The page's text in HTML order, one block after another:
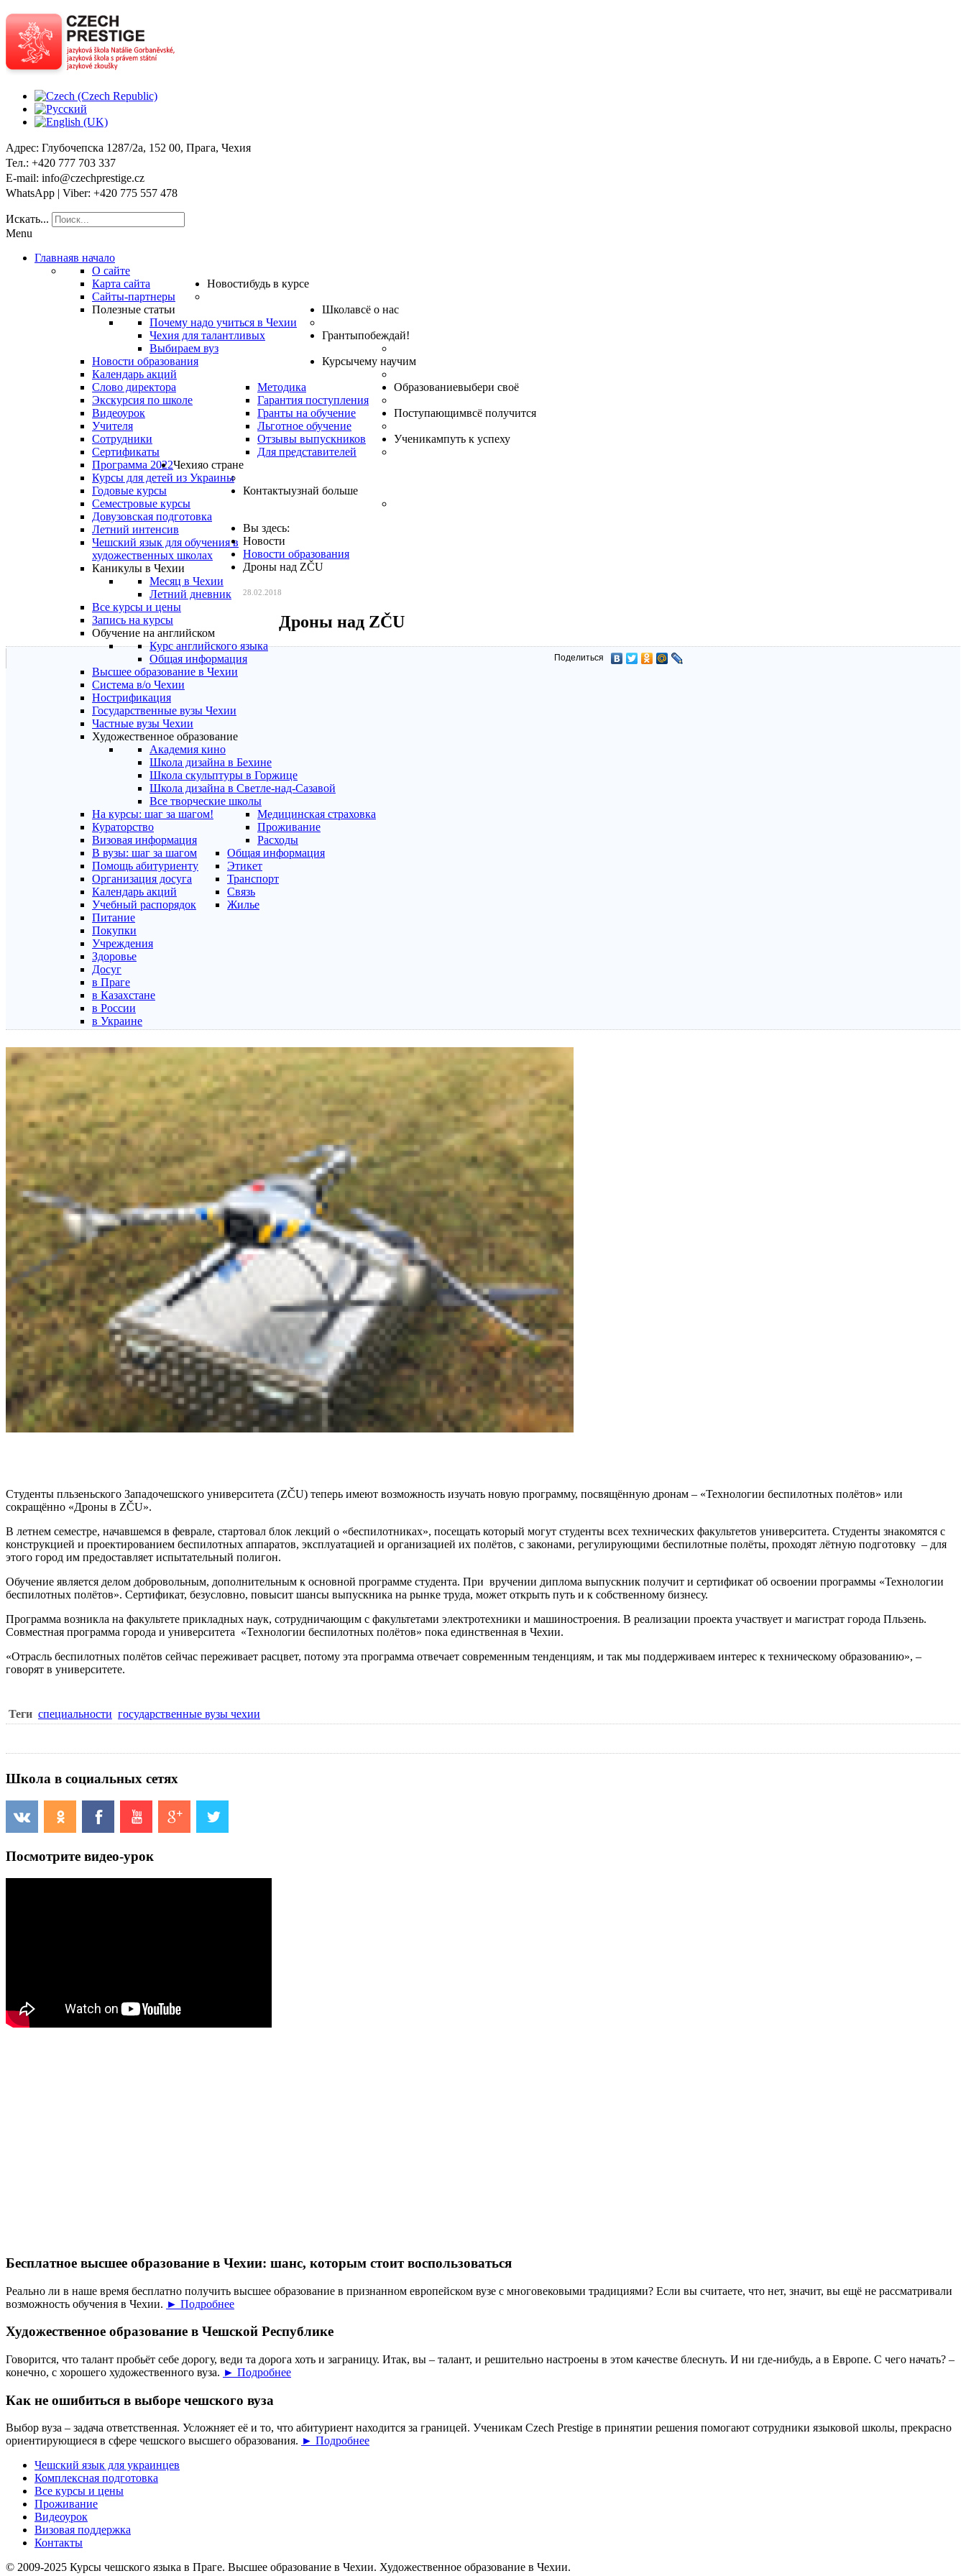
Адрес: Глубочепска 1287/2a, 152 00, Прага, Чехия
Тел.: +420 777 703 337
E-mail: info@czechprestige.cz
WhatsApp | Viber: +420 775 557 478
Искать...
Menu
Главнаяв начало
О сайте
Карта сайта
Сайты-партнеры
Новостибудь в курсе
Полезные статьи
Почему надо учиться в Чехии
Чехия для талантливых
Выбираем вуз
Новости образования
Календарь акций
Школавсё о нас
Слово директора
Экскурсия по школе
Видеоурок
Учителя
Сотрудники
Сертификаты
Методика
Гарантия поступления
Гранты на обучение
Льготное обучение
Отзывы выпускников
Для представителей
Грантыпобеждай!
Программа 2022
Курсычему научим
Курсы для детей из Украины
Годовые курсы
Семестровые курсы
Довузовская подготовка
Летний интенсив
Чешский язык для обучения в
художественных школах
Каникулы в Чехии
Месяц в Чехии
Летний дневник
Все курсы и цены
Запись на курсы
Образованиевыбери своё
Обучение на английском
Курс английского языка
Общая информация
Высшее образование в Чехии
Система в/о Чехии
Нострификация
Государственные вузы Чехии
Частные вузы Чехии
Художественное образование
Академия кино
Школа дизайна в Бехине
Школа скульптуры в Горжице
Школа дизайна в Светле-над-Сазавой
Все творческие школы
Поступающимвсё получится
На курсы: шаг за шагом!
Кураторство
Визовая информация
Медицинская страховка
Проживание
Расходы
Ученикампуть к успеху
В вузы: шаг за шагом
Помощь абитуриенту
Организация досуга
Календарь акций
Учебный распорядок
Чехияо стране
Общая информация
Этикет
Транспорт
Связь
Жилье
Питание
Покупки
Учреждения
Здоровье
Досуг
Контактыузнай больше
в Праге
в Казахстане
в России
в Украине
Вы здесь:
Новости
Новости образования
Дроны над ZČU
28.02.2018
Дроны над ZČU
Поделиться
Студенты пльзеньского Западочешского университета (ZČU) теперь имеют возможность изучать новую программу, посвящённую дронам – «Технологии беспилотных полётов» или
сокращённо «Дроны в ZČU».
В летнем семестре, начавшемся в феврале, стартовал блок лекций о «беспилотниках», посещать который могут студенты всех технических факультетов университета. Студенты знакомятся с
конструкцией и проектированием беспилотных аппаратов, эксплуатацией и организацией их полётов, с законами, регулирующими беспилотные полёты, проходят лётную подготовку – для
этого город им предоставляет испытательный полигон.
Обучение является делом добровольным, дополнительным к основной программе студента. При вручении диплома выпускник получит и сертификат об освоении программы «Технологии
беспилотных полётов». Сертификат, безусловно, повысит шансы выпускника на рынке труда, может открыть путь и к собственному бизнесу.
Программа возникла на факультете прикладных наук, сотрудничающим с факультетами электротехники и машиностроения. В реализации проекта участвует и магистрат города Пльзень.
Совместная программа города и университета «Технологии беспилотных полётов» пока единственная в Чехии.
«Отрасль беспилотных полётов сейчас переживает расцвет, потому эта программа отвечает современным тенденциям, и так мы поддерживаем интерес к техническому образованию», –
говорят в университете.
Теги специальности государственные вузы чехии
Школа в социальных сетях
Посмотрите видео-урок
Бесплатное высшее образование в Чехии: шанс, которым стоит воспользоваться
Реально ли в наше время бесплатно получить высшее образование в признанном европейском вузе с многовековыми традициями? Если вы считаете, что нет, значит, вы ещё не рассматривали
возможность обучения в Чехии. ► Подробнее
Художественное образование в Чешской Республике
Говорится, что талант пробьёт себе дорогу, веди та дорога хоть и заграницу. Итак, вы – талант, и решительно настроены в этом качестве блеснуть. И ни где-нибудь, а в Европе. С чего начать? –
конечно, с хорошего художественного вуза. ► Подробнее
Как не ошибиться в выборе чешского вуза
Выбор вуза – задача ответственная. Усложняет её и то, что абитуриент находится за границей. Ученикам Czech Prestige в принятии решения помогают сотрудники языковой школы, прекрасно
ориентирующиеся в сфере чешского высшего образования. ► Подробнее
Чешский язык для украинцев
Комплексная подготовка
Все курсы и цены
Проживание
Видеоурок
Визовая поддержка
Контакты
© 2009-2025 Курсы чешского языка в Праге. Высшее образование в Чехии. Художественное образование в Чехии.